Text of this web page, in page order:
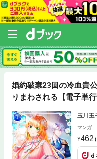
婚約破棄23回の冷血貴
りまわされる【電子単
玉川玉
マンガ
462